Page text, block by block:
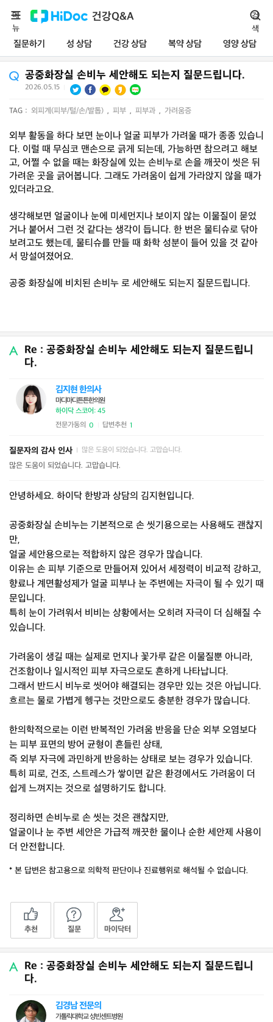
건강Q&A
질문하기 성 상담 건강 상담 복약 상담 영양 상담
메
뉴
검
색
공중화장실 손비누 세안해도 되는지 질문드립니다.
2026.05.15
TAG : 외피계(피부/털/손/발톱) , 피부 , 피부과 , 가려움증
외부 활동을 하다 보면 눈이나 얼굴 피부가 가려울 때가 종종 있습니
다. 이럴 때 무심코 맨손으로 긁게 되는데, 가능하면 참으려고 해보
고, 어쩔 수 없을 때는 화장실에 있는 손비누로 손을 깨끗이 씻은 뒤
가려운 곳을 긁어봅니다. 그래도 가려움이 쉽게 가라앉지 않을 때가
있더라고요.
생각해보면 얼굴이나 눈에 미세먼지나 보이지 않는 이물질이 묻었
거나 붙어서 그런 것 같다는 생각이 듭니다. 한 번은 물티슈로 닦아
보려고도 했는데, 물티슈를 만들 때 화학 성분이 들어 있을 것 같아
서 망설여졌어요.
공중 화장실에 비치된 손비누 로 세안해도 되는지 질문드립니다.
Re : 공중화장실 손비누 세안해도 되는지 질문드립니
다.
김지현 한의사
마디마디튼튼한의원
하이닥 스코어: 45
전문가동의 0 답변추천 1
질문자의 감사 인사 많은 도움이 되었습니다. 고맙습니다.
많은 도움이 되었습니다. 고맙습니다.
안녕하세요. 하이닥 한방과 상담의 김지현입니다.
공중화장실 손비누는 기본적으로 손 씻기용으로는 사용해도 괜찮지
만,
얼굴 세안용으로는 적합하지 않은 경우가 많습니다.
이유는 손 피부 기준으로 만들어져 있어서 세정력이 비교적 강하고,
향료나 계면활성제가 얼굴 피부나 눈 주변에는 자극이 될 수 있기 때
문입니다.
특히 눈이 가려워서 비비는 상황에서는 오히려 자극이 더 심해질 수
있습니다.
가려움이 생길 때는 실제로 먼지나 꽃가루 같은 이물질뿐 아니라,
건조함이나 일시적인 피부 자극으로도 흔하게 나타납니다.
그래서 반드시 비누로 씻어야 해결되는 경우만 있는 것은 아닙니다.
흐르는 물로 가볍게 헹구는 것만으로도 충분한 경우가 많습니다.
한의학적으로는 이런 반복적인 가려움 반응을 단순 외부 오염보다
는 피부 표면의 방어 균형이 흔들린 상태,
즉 외부 자극에 과민하게 반응하는 상태로 보는 경우가 있습니다.
특히 피로, 건조, 스트레스가 쌓이면 같은 환경에서도 가려움이 더
쉽게 느껴지는 것으로 설명하기도 합니다.
정리하면 손비누로 손 씻는 것은 괜찮지만,
얼굴이나 눈 주변 세안은 가급적 깨끗한 물이나 순한 세안제 사용이
더 안전합니다.
* 본 답변은 참고용으로 의학적 판단이나 진료행위로 해석될 수 없습니다.
추천 질문 마이닥터
Re : 공중화장실 손비누 세안해도 되는지 질문드립니
다.
김경남 전문의
가톨릭대학교 성빈센트병원